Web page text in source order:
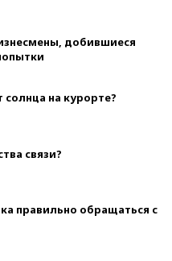
добившиеся
солнца на курорте?
связи?
правильно обращаться с